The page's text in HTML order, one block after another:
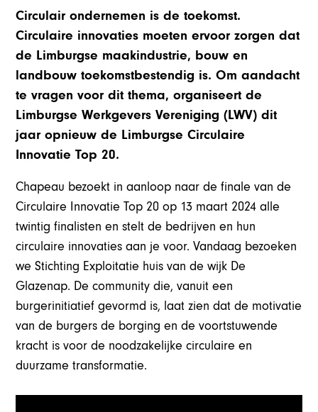
Circulair ondernemen is de toekomst.
Circulaire innovaties moeten ervoor zorgen dat
de Limburgse maakindustrie, bouw en
landbouw toekomstbestendig is. Om aandacht
te vragen voor dit thema, organiseert de
Limburgse Werkgevers Vereniging (LWV) dit
jaar opnieuw de Limburgse Circulaire
Innovatie Top 20.
Chapeau bezoekt in aanloop naar de finale van de
Circulaire Innovatie Top 20 op 13 maart 2024 alle
twintig finalisten en stelt de bedrijven en hun
circulaire innovaties aan je voor. Vandaag bezoeken
we Stichting Exploitatie huis van de wijk De
Glazenap. De community die, vanuit een
burgerinitiatief gevormd is, laat zien dat de motivatie
van de burgers de borging en de voortstuwende
kracht is voor de noodzakelijke circulaire en
duurzame transformatie.